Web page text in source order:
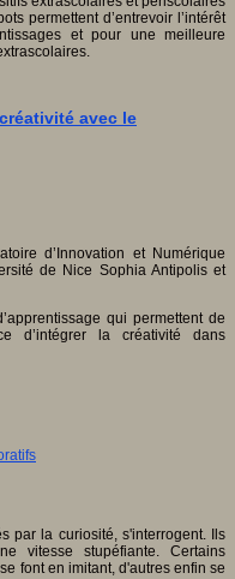
permettent d’entrevoir l’intérêt
et pour une meilleure
avec le
d’Innovation et Numérique
de Nice Sophia Antipolis et
qui permettent de
d’intégrer la créativité dans
par la curiosité, s'interrogent. Ils
vitesse stupéfiante. Certains
font en imitant, d'autres enfin se